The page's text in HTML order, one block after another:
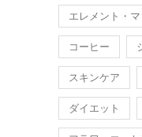
エレメント・
コーヒー
スキンケア
ダイエット